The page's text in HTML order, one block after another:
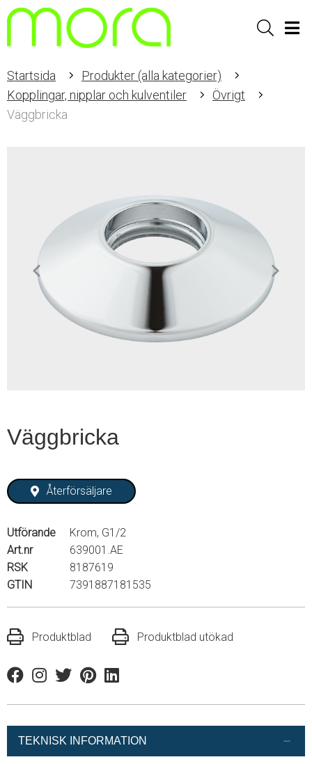
Sök
Startsida
Produkter (alla kategorier)
Kopplingar, nipplar och kulventiler
Övrigt
Väggbricka
Väggbricka
Återförsäljare
Utförande
Krom, G1/2
Art.nr
639001.AE
RSK
8187619
GTIN
7391887181535
Produktblad Produktblad utökad
FacebookInstagram
TwitterPinterestLinkedin
TEKNISK INFORMATION